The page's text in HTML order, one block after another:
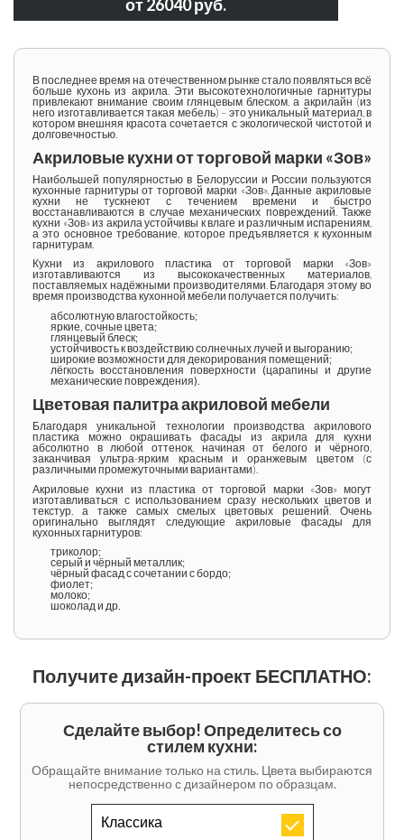
от 26040 руб.
В последнее время на отечественном рынке стало появляться всё
большекухонь из акрила. Эти высокотехнологичные гарнитуры
привлекают внимание своим глянцевым блеском, а акрилайн (из
него изготавливается такая мебель) – это уникальный материал, в
котором внешняя красота сочетается с экологической чистотой и
долговечностью.
Акриловые кухни от торговой марки «Зов»
Наибольшей популярностью в Белоруссии и России пользуются
кухонные гарнитуры от торговой марки «Зов». Данные акриловые
кухни не тускнеют с течением времени и быстро
восстанавливаются в случае механических повреждений. Также
кухни «Зов» из акрила устойчивы к влаге и различным испарениям,
а это основное требование, которое предъявляется к кухонным
гарнитурам.
Кухни из акрилового пластикаот торговой марки «Зов»
изготавливаются из высококачественных материалов,
поставляемых надёжными производителями. Благодаря этому во
время производства кухонной мебели получается получить:
абсолютную влагостойкость;
яркие, сочные цвета;
глянцевый блеск;
устойчивость к воздействию солнечных лучей и выгоранию;
широкие возможности для декорирования помещений;
лёгкость восстановления поверхности (царапины и другие
механические повреждения).
Цветовая палитра акриловой мебели
Благодаря уникальной технологии производства акрилового
пластика можно окрашиватьфасады из акрила для кухни
абсолютно в любой оттенок, начиная от белого и чёрного,
заканчивая ультра-ярким красным и оранжевым цветом (с
различными промежуточными вариантами).
Акриловыекухни из пластика от торговой марки «Зов» могут
изготавливаться с использованием сразу нескольких цветов и
текстур, а также самых смелых цветовых решений. Очень
оригинально выглядят следующие акриловые фасады для
кухонных гарнитуров:
триколор;
серый и чёрный металлик;
чёрный фасад с сочетании с бордо;
фиолет;
молоко;
шоколад и др.
Получите дизайн-проект БЕСПЛАТНО:
Сделайте выбор! Определитесь со
стилем кухни:
Обращайте внимание только на стиль. Цвета выбираются
непосредственно с дизайнером по образцам.
Классика